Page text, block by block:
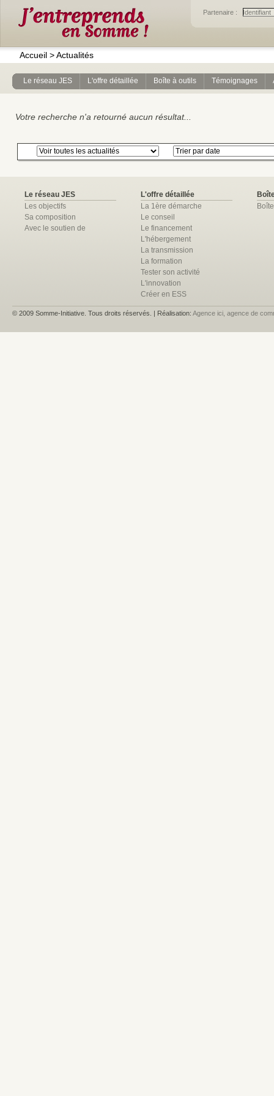
Partenaire :
Accueil >Actualités
Le réseau JES L'offre détaillée Boîte à outils Témoignages
Votre recherche n'a retourné aucun résultat...
Le réseau JES
Les objectifs
Sa composition
Avec le soutien de
L'offre détaillée
La 1ère démarche
Le conseil
Le financement
L'hébergement
La transmission
La formation
Tester son activité
L'innovation
Créer en ESS
© 2009 Somme-Initiative. Tous droits réservés. | Réalisation: Agence ici, agence de